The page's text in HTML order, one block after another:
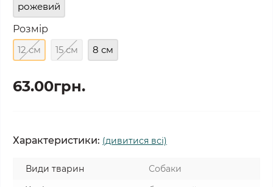
рожевий
Розмір
12 см
15 см 8 см
63.00грн.
Характеристики: (дивитися всі)
Види тварин
Собаки